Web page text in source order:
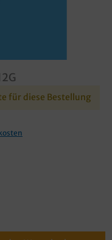
für diese Bestellung